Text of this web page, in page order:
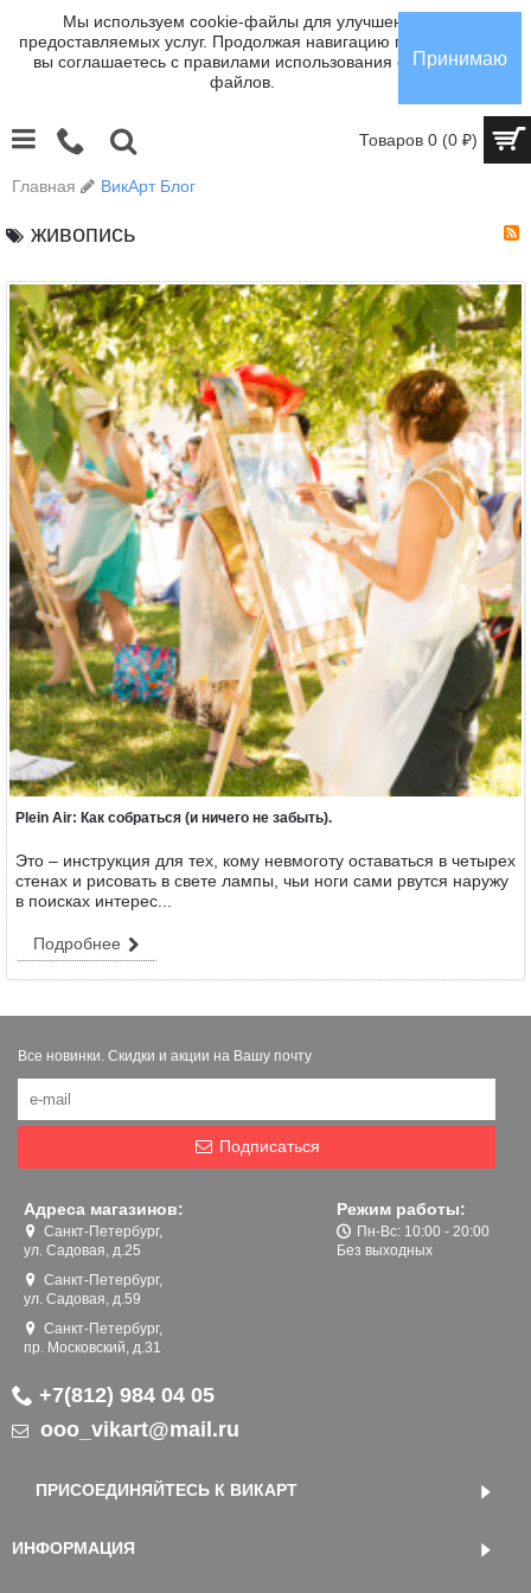
Мы используем cookie-файлы для улучшения
предоставляемых услуг. Продолжая навигацию по сайту,
вы соглашаетесь с правилами использования cookie-
файлов.
Принимаю
Товаров 0 (0 ₽)
Главная ВикАрт Блог
живопись
Plein Air: Как собраться (и ничего не забыть).
Это – инструкция для тех, кому невмоготу оставаться в четырех
стенах и рисовать в свете лампы, чьи ноги сами рвутся наружу
в поисках интерес...
Подробнее
Все новинки. Скидки и акции на Вашу почту
Подписаться
Адреса магазинов:
Санкт-Петербург,
ул. Садовая, д.25
Санкт-Петербург,
ул. Садовая, д.59
Санкт-Петербург,
пр. Московский, д.31
Режим работы:
Пн-Вс: 10:00 - 20:00
Без выходных
+7(812) 984 04 05
ooo_vikart@mail.ru
ПРИСОЕДИНЯЙТЕСЬ К ВИКАРТ
ИНФОРМАЦИЯ